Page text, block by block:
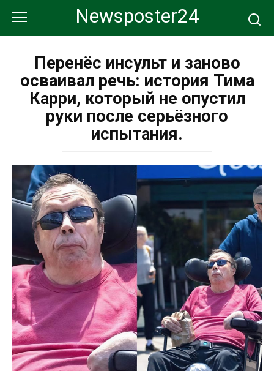
контенту
Newsposter24
Перенёс инсульт и заново
осваивал речь: история Тима
Карри, который не опустил
руки после серьёзного
испытания.